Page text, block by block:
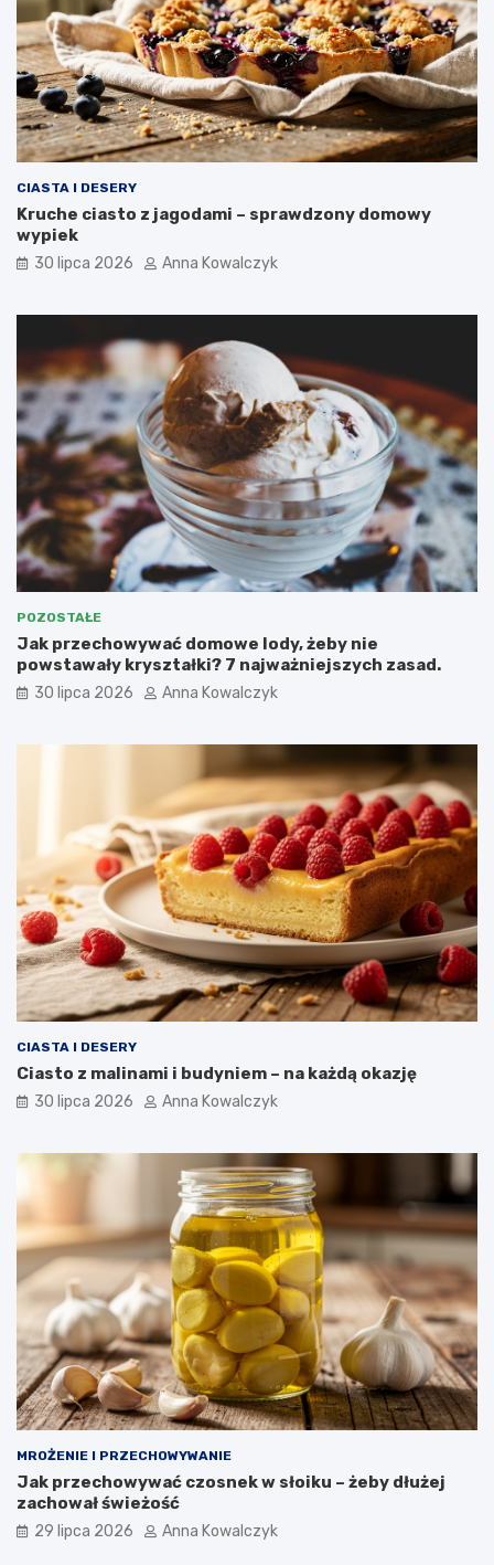
CIASTA I DESERY
Kruche ciasto z jagodami – sprawdzony domowy
wypiek
30 lipca 2026 Anna Kowalczyk
POZOSTAŁE
Jak przechowywać domowe lody, żeby nie
powstawały kryształki? 7 najważniejszych zasad.
30 lipca 2026 Anna Kowalczyk
CIASTA I DESERY
Ciasto z malinami i budyniem – na każdą okazję
30 lipca 2026 Anna Kowalczyk
MROŻENIE I PRZECHOWYWANIE
Jak przechowywać czosnek w słoiku – żeby dłużej
zachował świeżość
29 lipca 2026 Anna Kowalczyk